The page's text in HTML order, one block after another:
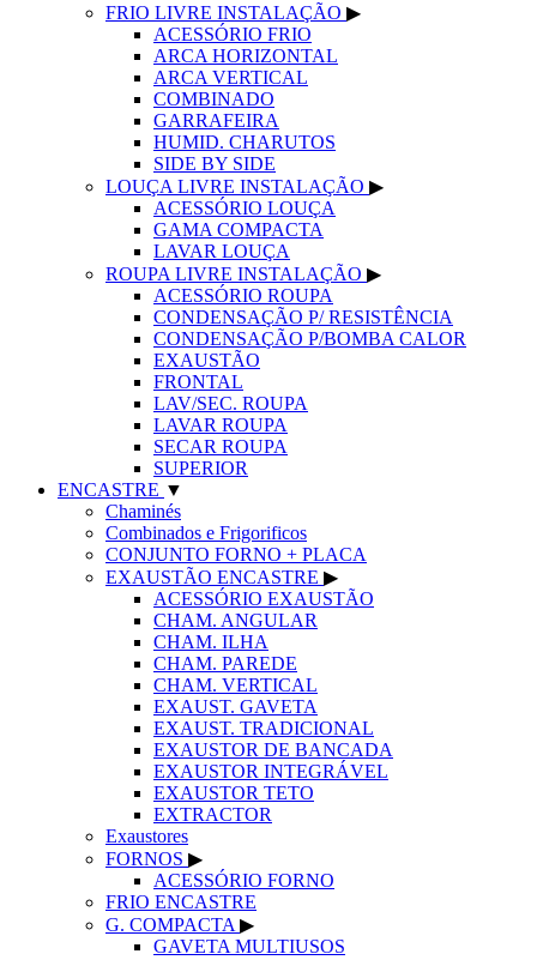
FRIO LIVRE INSTALAÇÃO ▶
ACESSÓRIO FRIO
ARCA HORIZONTAL
ARCA VERTICAL
COMBINADO
GARRAFEIRA
HUMID. CHARUTOS
SIDE BY SIDE
LOUÇA LIVRE INSTALAÇÃO ▶
ACESSÓRIO LOUÇA
GAMA COMPACTA
LAVAR LOUÇA
ROUPA LIVRE INSTALAÇÃO ▶
ACESSÓRIO ROUPA
CONDENSAÇÃO P/ RESISTÊNCIA
CONDENSAÇÃO P/BOMBA CALOR
EXAUSTÃO
FRONTAL
LAV/SEC. ROUPA
LAVAR ROUPA
SECAR ROUPA
SUPERIOR
ENCASTRE ▼
Chaminés
Combinados e Frigorificos
CONJUNTO FORNO + PLACA
EXAUSTÃO ENCASTRE ▶
ACESSÓRIO EXAUSTÃO
CHAM. ANGULAR
CHAM. ILHA
CHAM. PAREDE
CHAM. VERTICAL
EXAUST. GAVETA
EXAUST. TRADICIONAL
EXAUSTOR DE BANCADA
EXAUSTOR INTEGRÁVEL
EXAUSTOR TETO
EXTRACTOR
Exaustores
FORNOS ▶
ACESSÓRIO FORNO
FRIO ENCASTRE
G. COMPACTA ▶
GAVETA MULTIUSOS